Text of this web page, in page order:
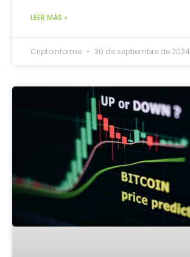
LEER MÁS »
Criptoinforme 30 de septiembre de 2024